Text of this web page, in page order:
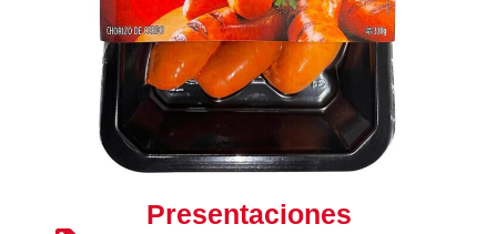
Presentaciones